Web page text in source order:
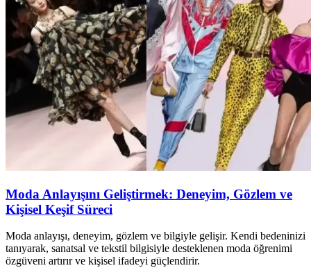
Moda Anlayışını Geliştirmek: Deneyim, Gözlem ve
Kişisel Keşif Süreci
Moda anlayışı, deneyim, gözlem ve bilgiyle gelişir. Kendi bedeninizi
tanıyarak, sanatsal ve tekstil bilgisiyle desteklenen moda öğrenimi
özgüveni artırır ve kişisel ifadeyi güçlendirir.